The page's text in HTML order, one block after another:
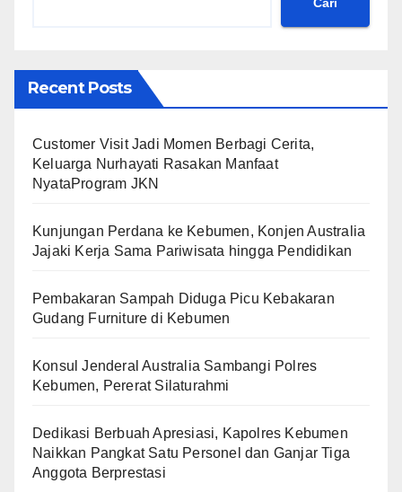
Recent Posts
Customer Visit Jadi Momen Berbagi Cerita,
Keluarga Nurhayati Rasakan Manfaat
NyataProgram JKN
Kunjungan Perdana ke Kebumen, Konjen Australia
Jajaki Kerja Sama Pariwisata hingga Pendidikan
Pembakaran Sampah Diduga Picu Kebakaran
Gudang Furniture di Kebumen
Konsul Jenderal Australia Sambangi Polres
Kebumen, Pererat Silaturahmi
Dedikasi Berbuah Apresiasi, Kapolres Kebumen
Naikkan Pangkat Satu Personel dan Ganjar Tiga
Anggota Berprestasi